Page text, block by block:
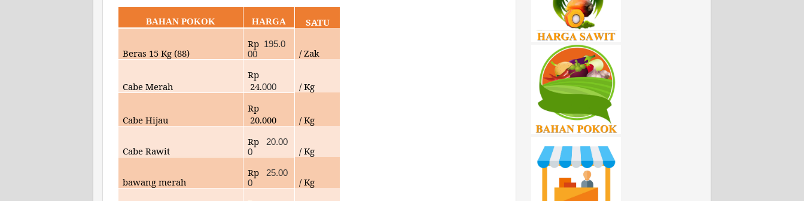
BAHAN POKOK HARGA SATU
Beras 15 Kg (88)
Rp 195.0
00
/ Zak
Cabe Merah
Rp
24.000 / Kg
Cabe Hijau
Rp
20.000
/ Kg
Cabe Rawit
Rp
20.00
0
/ Kg
bawang merah
Rp
25.00
0
/ Kg